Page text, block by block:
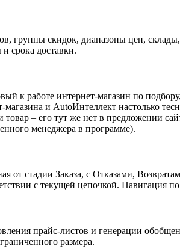
группы скидок, диапазоны цен,
срока доставки.
к работе интернет-магазин по
и AutoИнтеллект настолько
– его тут же нет в предложении
менеджера в программе).
от стадии Заказа, с Отказами,
с текущей цепочкой. Навигация по
прайс-листов и генерации
размера.